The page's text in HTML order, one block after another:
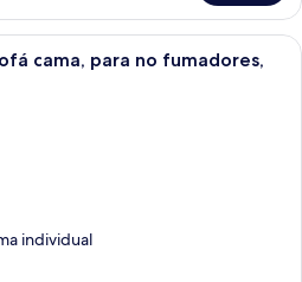
Una sala de estar moderna con un
cama, para no fumadores,
individual